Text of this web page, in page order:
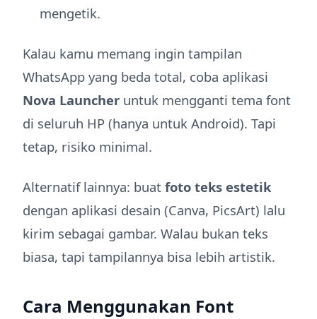
mengetik.
Kalau kamu memang ingin tampilan
WhatsApp yang beda total, coba aplikasi
Nova Launcher untuk mengganti tema font
di seluruh HP (hanya untuk Android). Tapi
tetap, risiko minimal.
Alternatif lainnya: buat foto teks estetik
dengan aplikasi desain (Canva, PicsArt) lalu
kirim sebagai gambar. Walau bukan teks
biasa, tapi tampilannya bisa lebih artistik.
Cara Menggunakan Font